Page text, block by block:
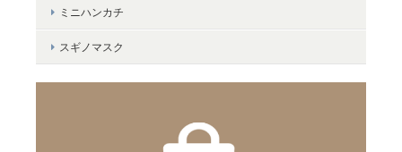
お祝いで頂いたものがとても気に入り自分でも購入しました。丈
日感じられて、幸せです。カラーバリエーションが増えたら更に
ミニハンカチ
スギノマスク